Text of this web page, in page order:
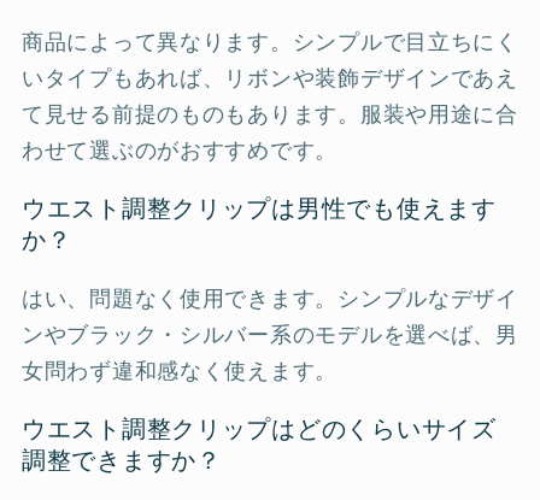
商品によって異なります。シンプルで目立ちにく
いタイプもあれば、リボンや装飾デザインであえ
て見せる前提のものもあります。服装や用途に合
わせて選ぶのがおすすめです。
ウエスト調整クリップは男性でも使えます
か？
はい、問題なく使用できます。シンプルなデザイ
ンやブラック・シルバー系のモデルを選べば、男
女問わず違和感なく使えます。
ウエスト調整クリップはどのくらいサイズ
調整できますか？